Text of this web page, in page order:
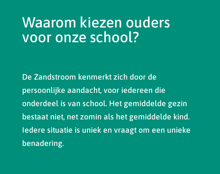
Waarom kiezen ouders
voor onze school?
De Zandstroom kenmerkt zich door de
persoonlijke aandacht, voor iedereen die
onderdeel is van school. Het gemiddelde gezin
bestaat niet, net zomin als het gemiddelde kind.
Iedere situatie is uniek en vraagt om een unieke
benadering.